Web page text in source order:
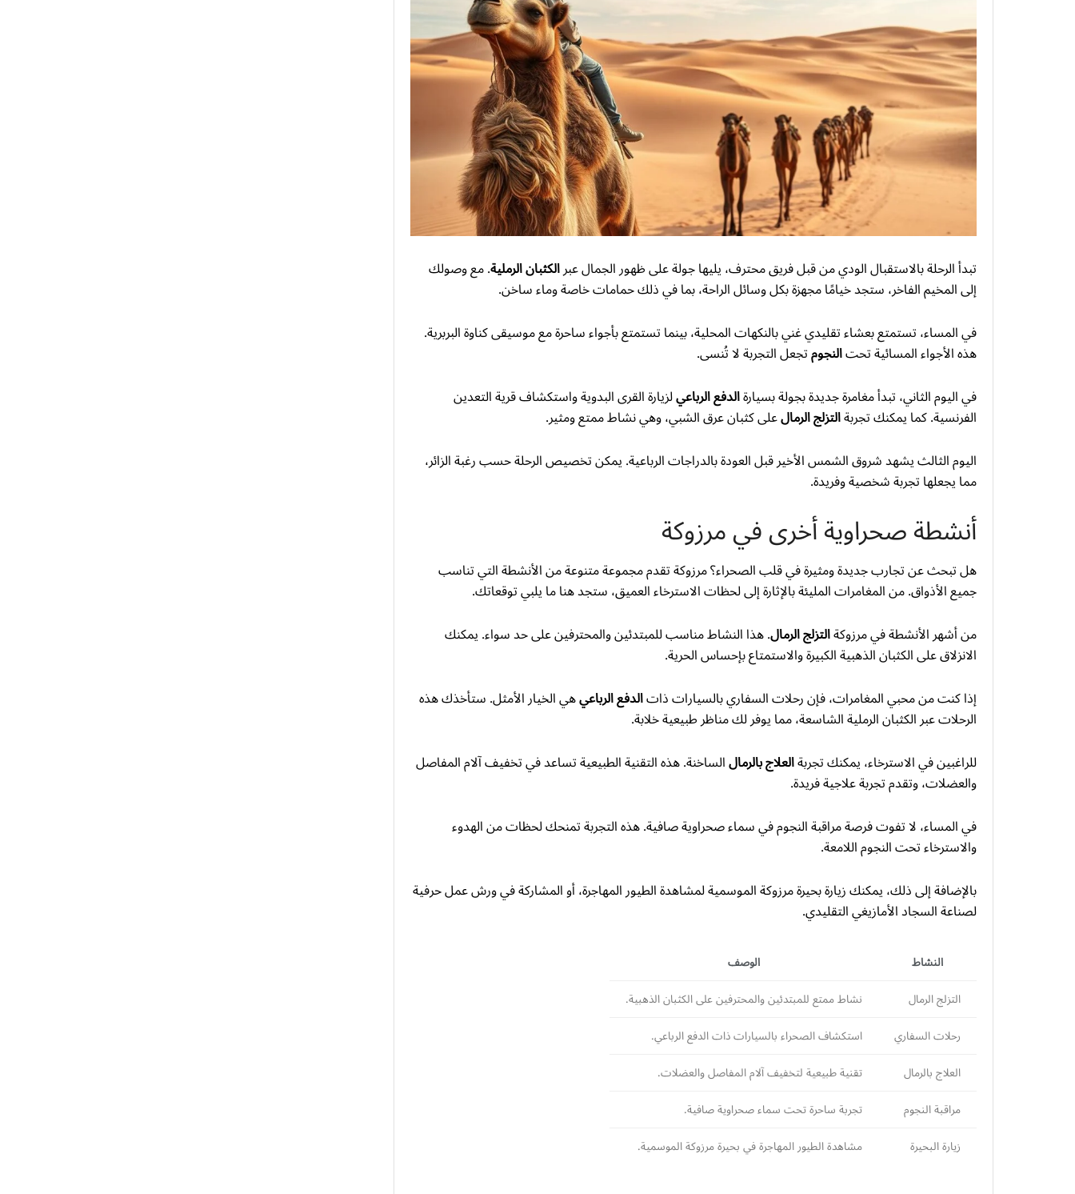
تبدأ الرحلة بالاستقبال الودي من قبل فريق محترف، يليها جولة على ظهور الجمال عبرالكثبان الرملية. مع وصولك
إلى المخيم الفاخر، ستجد خيامًا مجهزة بكل وسائل الراحة، بما في ذلك حمامات خاصة وماء ساخن.
في المساء، تستمتع بعشاء تقليدي غني بالنكهات المحلية، بينما تستمتع بأجواء ساحرة مع موسيقى كناوة البربرية.
هذه الأجواء المسائية تحتالنجومتجعل التجربة لا تُنسى.
في اليوم الثاني، تبدأ مغامرة جديدة بجولة بسيارةالدفع الرباعيلزيارة القرى البدوية واستكشاف قرية التعدين
الفرنسية. كما يمكنك تجربةالتزلج الرمالعلى كثبان عرق الشبي، وهي نشاط ممتع ومثير.
اليوم الثالث يشهد شروق الشمس الأخير قبل العودة بالدراجات الرباعية. يمكن تخصيص الرحلة حسب رغبة الزائر،
مما يجعلها تجربة شخصية وفريدة.
أنشطة صحراوية أخرى في مرزوكة
هل تبحث عن تجارب جديدة ومثيرة في قلب الصحراء؟ مرزوكة تقدم مجموعة متنوعة من الأنشطة التي تناسب
جميع الأذواق. من المغامرات المليئة بالإثارة إلى لحظات الاسترخاء العميق، ستجد هنا ما يلبي توقعاتك.
من أشهر الأنشطة في مرزوكةالتزلج الرمال. هذا النشاط مناسب للمبتدئين والمحترفين على حد سواء. يمكنك
الانزلاق على الكثبان الذهبية الكبيرة والاستمتاع بإحساس الحرية.
إذا كنت من محبي المغامرات، فإن رحلات السفاري بالسيارات ذاتالدفع الرباعيهي الخيار الأمثل. ستأخذك هذه
الرحلات عبر الكثبان الرملية الشاسعة، مما يوفر لك مناظر طبيعية خلابة.
للراغبين في الاسترخاء، يمكنك تجربةالعلاج بالرمالالساخنة. هذه التقنية الطبيعية تساعد في تخفيف آلام المفاصل
والعضلات، وتقدم تجربة علاجية فريدة.
في المساء، لا تفوت فرصة مراقبة النجوم في سماء صحراوية صافية. هذه التجربة تمنحك لحظات من الهدوء
والاسترخاء تحت النجوم اللامعة.
بالإضافة إلى ذلك، يمكنك زيارة بحيرة مرزوكة الموسمية لمشاهدة الطيور المهاجرة، أو المشاركة في ورش عمل حرفية
لصناعة السجاد الأمازيغي التقليدي.
النشاط
الوصف
التزلج الرمال
نشاط ممتع للمبتدئين والمحترفين على الكثبان الذهبية.
رحلات السفاري
استكشاف الصحراء بالسيارات ذات الدفع الرباعي.
العلاج بالرمال
تقنية طبيعية لتخفيف آلام المفاصل والعضلات.
مراقبة النجوم
تجربة ساحرة تحت سماء صحراوية صافية.
زيارة البحيرة
مشاهدة الطيور المهاجرة في بحيرة مرزوكة الموسمية.